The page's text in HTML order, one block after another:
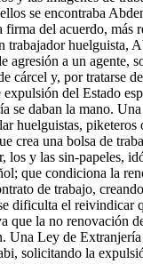
se encontraba
firma del acuerdo, más
huelguista,
agresión a un agente,
cárcel y, por tratarse
expulsión del Estado
se daban la mano.
huelguistas, piketeros
crea una bolsa de
los y las sin-papeles,
que condiciona la
de trabajo,
dificulta el reivindicar
que la no renovación
Una Ley de Extranjería
solicitando la